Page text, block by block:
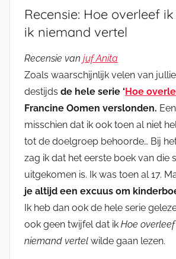
Recensie: Hoe overleef
ik niemand vertel
Recensie van juf Anita
Zoals waarschijnlijk velen van
destijds de hele serie ‘ Hoe
Francine Oomen verslonden.
misschien dat ik ook toen al niet
tot de doelgroep behoorde… Bij
zag ik dat het eerste boek van die
uitgekomen is. Ik was toen al 17.
je altijd een excuus om
Ik heb dan ook de hele serie
ook geen twijfel dat ik Hoe
niemand vertel wilde gaan lezen.